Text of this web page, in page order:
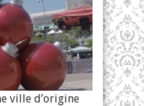
ville d’origine